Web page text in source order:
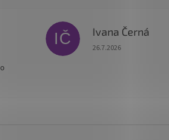
5 z 5 hvězdiček.IČ Ivana Černá
Hodnocení obchodu
26.7.2026